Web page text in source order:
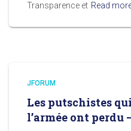
Transparence et Read
JFORUM
Les putschistes
l’armée ont perdu